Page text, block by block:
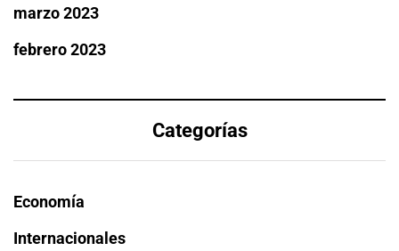
marzo 2023
febrero 2023
Categorías
Economía
Internacionales